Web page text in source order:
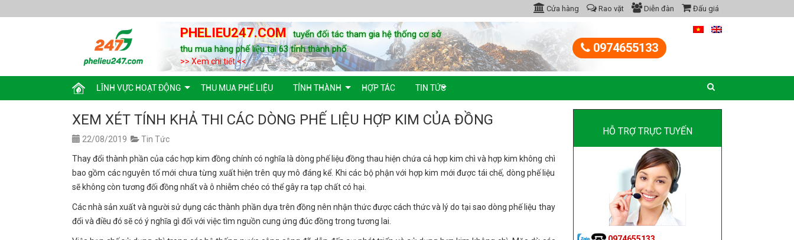
Cửa hàng Rao vặt Diễn đàn Đấu giá
PHELIEU247.COM
tuyển đối tác tham gia hệ thống cơ sở
thu mua hàng phế liệu tại 63 tỉnh thành phố
>> Xem chi tiết <<
0974655133
LĨNH VỰC HOẠT ĐỘNG THU MUA PHẾ LIỆU TỈNH THÀNH HỢP TÁC TIN TỨC
XEM XÉT TÍNH KHẢ THI CÁC DÒNG PHẾ LIỆU HỢP KIM CỦA ĐỒNG
22/08/2019 Tin Tức
Thay đổi thành phần của các hợp kim đồng chính có nghĩa là dòng phế liệu đồng thau hiện chứa cả hợp kim chì và hợp kim không chì
bao gồm các nguyên tố mới chưa từng xuất hiện trên quy mô đáng kể. Khi các bộ phận với hợp kim mới được tái chế, dòng phế liệu
sẽ không còn tương đối đồng nhất và ô nhiễm chéo có thể gây ra tạp chất có hại.
Các nhà sản xuất và người sử dụng các thành phần dựa trên đồng nên nhận thức được cách thức và lý do tại sao dòng phế liệu thay
đổi và điều đó sẽ có ý nghĩa gì đối với việc tìm nguồn cung ứng đúc đồng trong tương lai.
HỖ TRỢ TRỰC TUYẾN